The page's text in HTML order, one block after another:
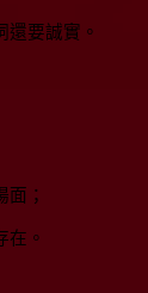
還要誠實。
；
。